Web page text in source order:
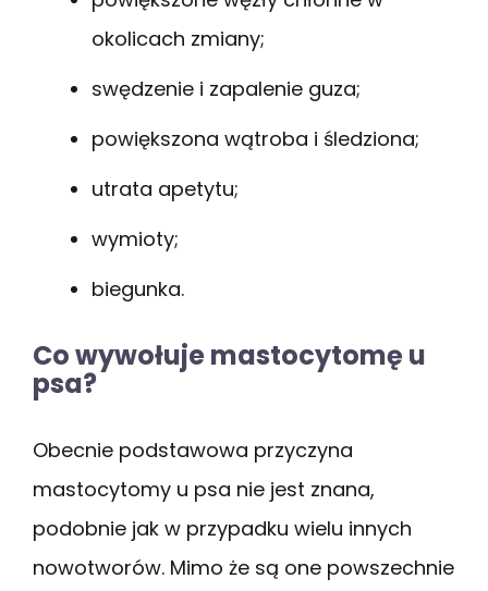
okolicach zmiany;
swędzenie i zapalenie guza;
powiększona wątroba i śledziona;
utrata apetytu;
wymioty;
biegunka.
Co wywołuje mastocytomę u
psa?
Obecnie podstawowa przyczyna
mastocytomy u psa nie jest znana,
podobnie jak w przypadku wielu innych
nowotworów. Mimo że są one powszechnie